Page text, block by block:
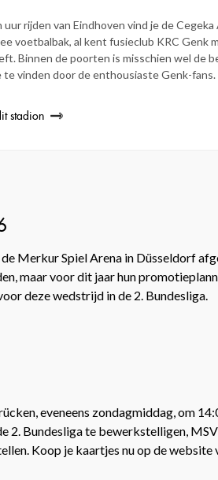
uur rijden van Eindhoven vind je de
voetbalbak, al kent fusieclub KRC Genk
Binnen de poorten is misschien wel de
te vinden door de enthousiaste Genk-fans.
stadion
Merkur Spiel Arena in Düsseldorf
maar voor dit jaar hun
deze wedstrijd in de 2. Bundesliga.
eveneens zondagmiddag, om
2. Bundesliga te bewerkstelligen,
Koop je kaartjes nu op de website